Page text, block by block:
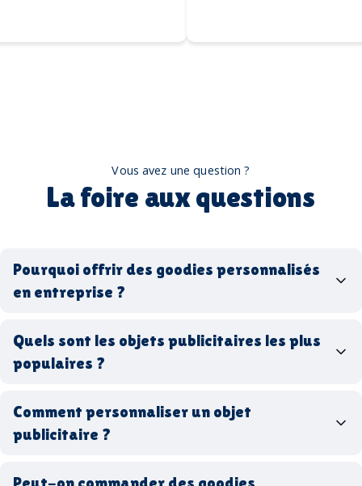
Vous avez une question ?
La foire aux questions
Pourquoi offrir des goodies personnalisés
en entreprise ?
Quels sont les objets publicitaires les plus
populaires ?
stylos personnalisés
tote bags publicitaires
gourdes réutilisables
Comment personnaliser un objet
publicitaire ?
Peut-on commander des goodies